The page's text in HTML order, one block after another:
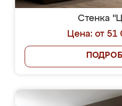
Стенка
Цена: от 51